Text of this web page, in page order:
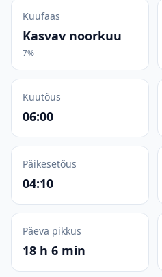
Kuufaas
Kasvav noorkuu
7%
Kuutõus
06:00
Päikesetõus
04:10
Päeva pikkus
18 h 6 min